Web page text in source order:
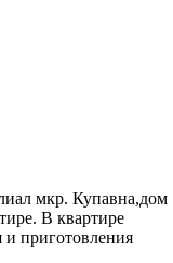
мкр. Купавна,дом
В квартире
и приготовления